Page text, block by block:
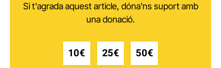
Si t'agrada aquest article, dóna'ns suport amb
una donació.
10€ 25€ 50€